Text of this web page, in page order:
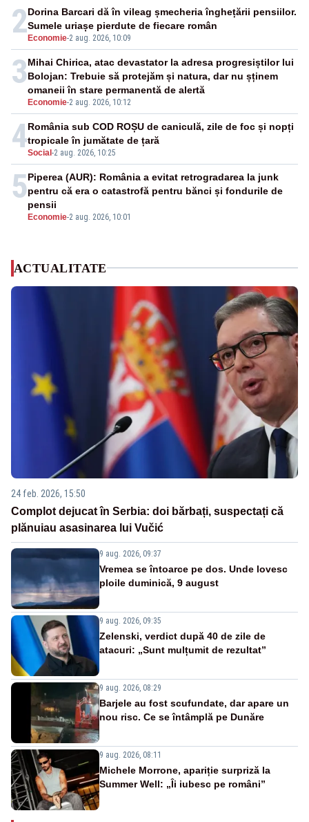
2 Economie-2 aug. 2026, 10:09
Dorina Barcari dă în vileag șmecheria înghețării pensiilor.
Sumele uriașe pierdute de fiecare român
3
Economie-2 aug. 2026, 10:12
Mihai Chirica, atac devastator la adresa progresiștilor lui
Bolojan: Trebuie să protejăm și natura, dar nu șținem
omaneii în stare permanentă de alertă
4Social -2 aug. 2026, 10:25
România sub COD ROȘU de caniculă, zile de foc și nopți
tropicale în jumătate de țară
5
Economie-2 aug. 2026, 10:01
Piperea (AUR): România a evitat retrogradarea la junk
pentru că era o catastrofă pentru bănci și fondurile de
pensii
ACTUALITATE
24 feb. 2026, 15:50
Complot dejucat în Serbia: doi bărbați, suspectați că
plănuiau asasinarea lui Vučić
9 aug. 2026, 09:37
Vremea se întoarce pe dos. Unde lovesc
ploile duminică, 9 august
9 aug. 2026, 09:35
Zelenski, verdict după 40 de zile de
atacuri: „Sunt mulțumit de rezultat”
9 aug. 2026, 08:29
Barjele au fost scufundate, dar apare un
nou risc. Ce se întâmplă pe Dunăre
9 aug. 2026, 08:11
Michele Morrone, apariție surpriză la
Summer Well: „Îi iubesc pe români”